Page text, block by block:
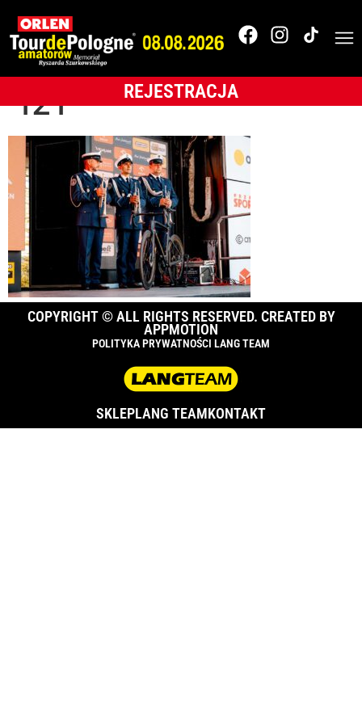
REJESTRACJA
Tomasz Śmietana-
121
COPYRIGHT © ALL RIGHTS RESERVED. CREATED BY
APPMOTION
POLITYKA PRYWATNOŚCI LANG TEAM
SKLEPLANG TEAMKONTAKT